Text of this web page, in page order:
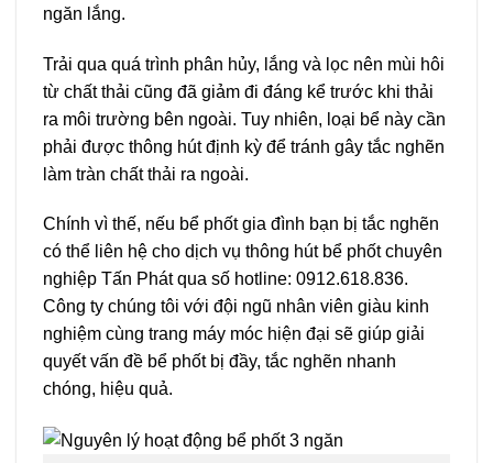
ngăn lắng.
Trải qua quá trình phân hủy, lắng và lọc nên mùi hôi
từ chất thải cũng đã giảm đi đáng kể trước khi thải
ra môi trường bên ngoài. Tuy nhiên, loại bể này cần
phải được thông hút định kỳ để tránh gây tắc nghẽn
làm tràn chất thải ra ngoài.
Chính vì thế, nếu bể phốt gia đình bạn bị tắc nghẽn
có thể liên hệ cho dịch vụ thông hút bể phốt chuyên
nghiệp Tấn Phát qua số hotline: 0912.618.836.
Công ty chúng tôi với đội ngũ nhân viên giàu kinh
nghiệm cùng trang máy móc hiện đại sẽ giúp giải
quyết vấn đề bể phốt bị đầy, tắc nghẽn nhanh
chóng, hiệu quả.